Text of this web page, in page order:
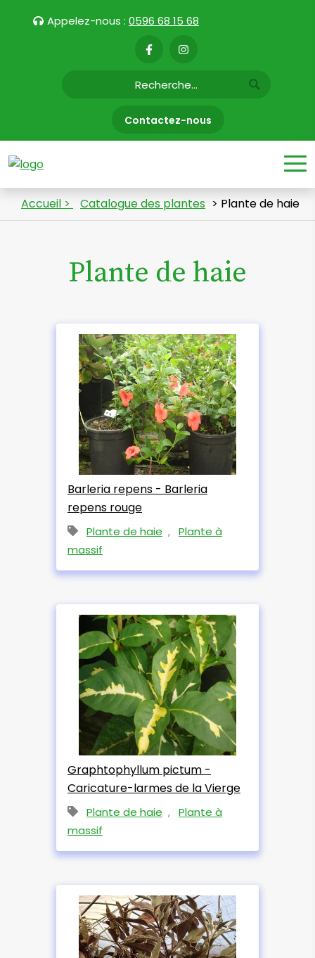
Appelez-nous : 0596 68 15 68
Contactez-nous
Accueil > Catalogue des plantes > Plante de haie
Plante de haie
Barleria repens - Barleria
repens rouge
Plante de haie , Plante à
massif
Graphtophyllum pictum -
Caricature-larmes de la Vierge
Plante de haie , Plante à
massif